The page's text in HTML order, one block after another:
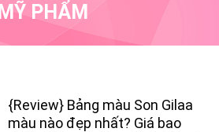
MỸ PHẨM
{Review} Bảng màu Son Gilaa
màu nào đẹp nhất? Giá bao